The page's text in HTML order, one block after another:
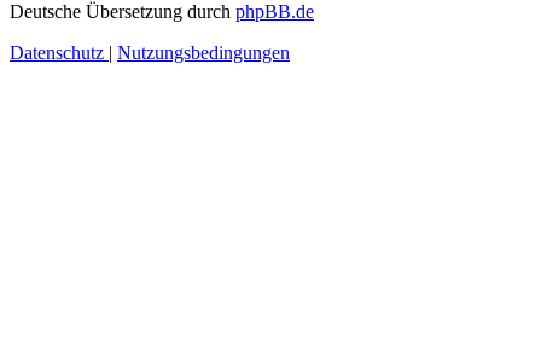
Deutsche Übersetzung durch phpBB.de
Datenschutz | Nutzungsbedingungen